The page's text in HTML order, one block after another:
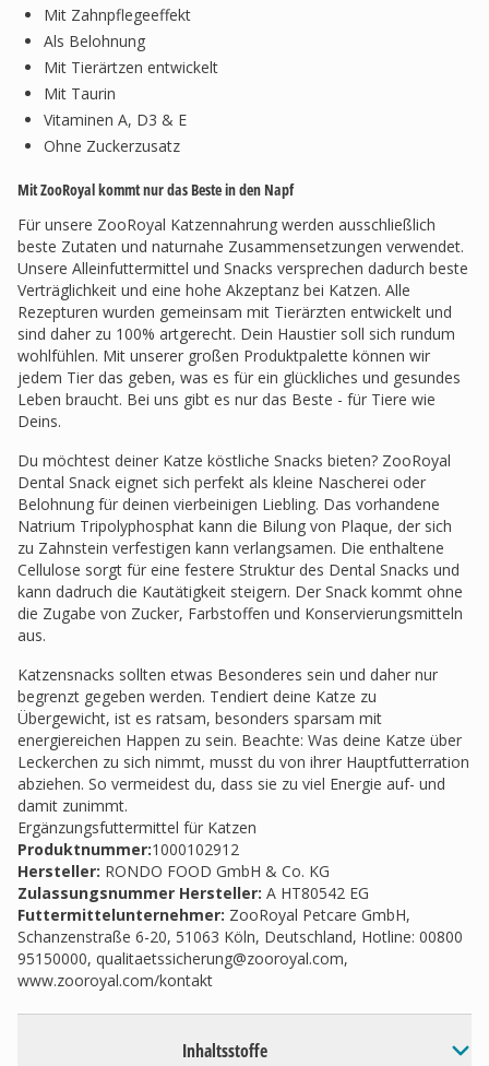
Mit Zahnpflegeeffekt
Als Belohnung
Mit Tierärtzen entwickelt
Mit Taurin
Vitaminen A, D3 & E
Ohne Zuckerzusatz
Mit ZooRoyal kommt nur das Beste in den Napf
Für unsere ZooRoyal Katzennahrung werden ausschließlich
beste Zutaten und naturnahe Zusammensetzungen verwendet.
Unsere Alleinfuttermittel und Snacks versprechen dadurch beste
Verträglichkeit und eine hohe Akzeptanz bei Katzen. Alle
Rezepturen wurden gemeinsam mit Tierärzten entwickelt und
sind daher zu 100% artgerecht. Dein Haustier soll sich rundum
wohlfühlen. Mit unserer großen Produktpalette können wir
jedem Tier das geben, was es für ein glückliches und gesundes
Leben braucht. Bei uns gibt es nur das Beste - für Tiere wie
Deins.
Du möchtest deiner Katze köstliche Snacks bieten? ZooRoyal
Dental Snack eignet sich perfekt als kleine Nascherei oder
Belohnung für deinen vierbeinigen Liebling. Das vorhandene
Natrium Tripolyphosphat kann die Bilung von Plaque, der sich
zu Zahnstein verfestigen kann verlangsamen. Die enthaltene
Cellulose sorgt für eine festere Struktur des Dental Snacks und
kann dadruch die Kautätigkeit steigern. Der Snack kommt ohne
die Zugabe von Zucker, Farbstoffen und Konservierungsmitteln
aus.
Katzensnacks sollten etwas Besonderes sein und daher nur
begrenzt gegeben werden. Tendiert deine Katze zu
Übergewicht, ist es ratsam, besonders sparsam mit
energiereichen Happen zu sein. Beachte: Was deine Katze über
Leckerchen zu sich nimmt, musst du von ihrer Hauptfutterration
abziehen. So vermeidest du, dass sie zu viel Energie auf- und
damit zunimmt.
Ergänzungsfuttermittel für Katzen
Produktnummer:1000102912
Hersteller: RONDO FOOD GmbH & Co. KG
Zulassungsnummer Hersteller: A HT80542 EG
Futtermittelunternehmer: ZooRoyal Petcare GmbH,
Schanzenstraße 6-20, 51063 Köln, Deutschland, Hotline: 00800
95150000, qualitaetssicherung@zooroyal.com,
www.zooroyal.com/kontakt
Inhaltsstoffe